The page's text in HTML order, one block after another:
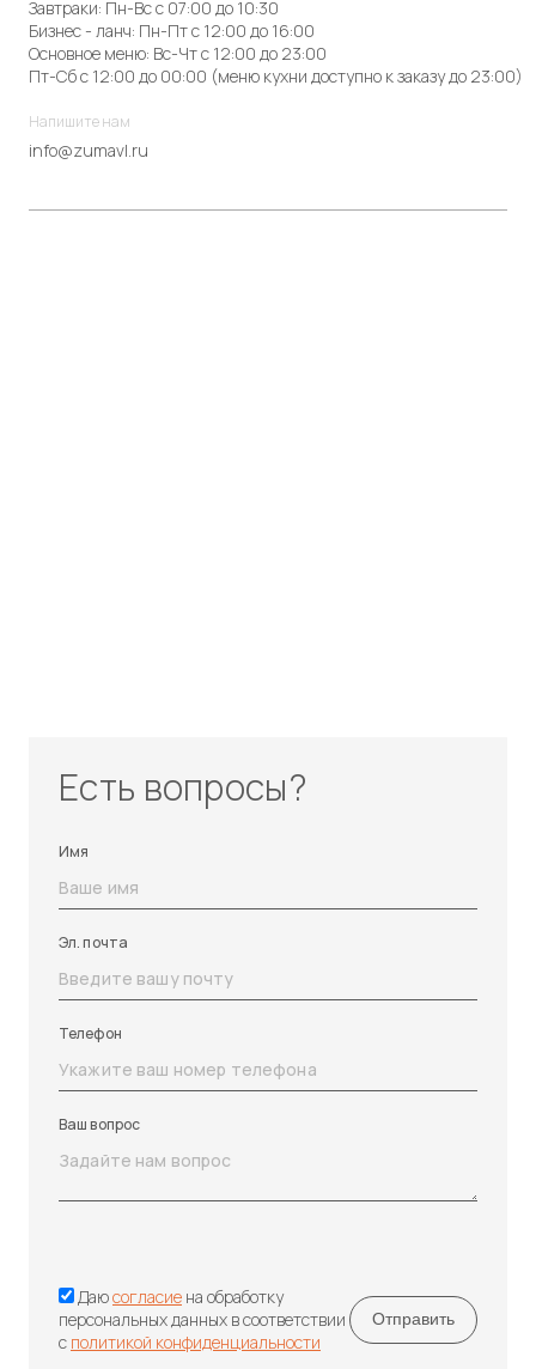
Завтраки: Пн-Вс с 07:00 до 10:30
Бизнес - ланч: Пн-Пт с 12:00 до 16:00
Основное меню: Вс-Чт с 12:00 до 23:00
Пт-Сб с 12:00 до 00:00 (меню кухни доступно к заказу до 23:00)
Напишите нам
info@zumavl.ru
Есть вопросы?
Имя
Эл. почта
Телефон
Ваш вопрос
Даюсогласие на обработку
персональных данных в соответствии
с политикой конфиденциальности